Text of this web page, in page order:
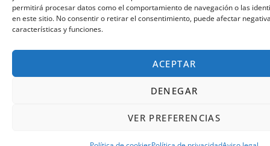
permitirá procesar datos como el comportamiento de navegación o las
en este sitio. No consentir o retirar el consentimiento, puede afectar
características y funciones.
ACEPTAR
DENEGAR
VER PREFERENCIAS